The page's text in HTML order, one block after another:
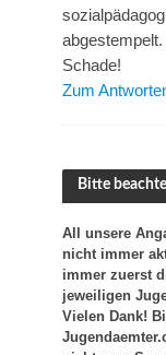
Schade!
Zum
Bitte
All unsere
nicht immer
immer zuerst
jeweiligen
Vielen Dank!